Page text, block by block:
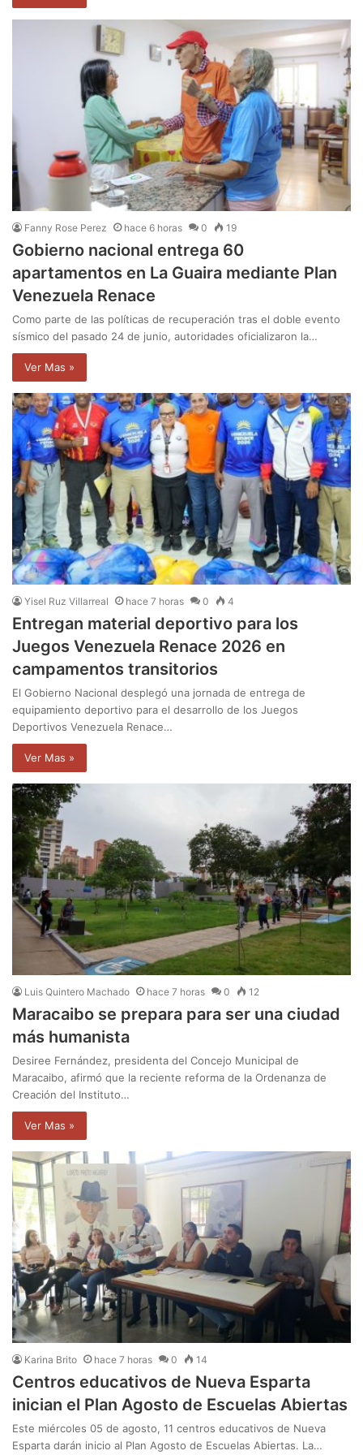
Fanny Rose Perez hace 6 horas 0 19
Gobierno nacional entrega 60
apartamentos en La Guaira mediante Plan
Venezuela Renace
Como parte de las políticas de recuperación tras el doble evento
sísmico del pasado 24 de junio, autoridades oficializaron la…
Ver Mas »
Yisel Ruz Villarreal hace 7 horas 0 4
Entregan material deportivo para los
Juegos Venezuela Renace 2026 en
campamentos transitorios
El Gobierno Nacional desplegó una jornada de entrega de
equipamiento deportivo para el desarrollo de los Juegos
Deportivos Venezuela Renace…
Ver Mas »
Luis Quintero Machado hace 7 horas 0 12
Maracaibo se prepara para ser una ciudad
más humanista
Desiree Fernández, presidenta del Concejo Municipal de
Maracaibo, afirmó que la reciente reforma de la Ordenanza de
Creación del Instituto…
Ver Mas »
Karina Brito hace 7 horas 0 14
Centros educativos de Nueva Esparta
inician el Plan Agosto de Escuelas Abiertas
Este miércoles 05 de agosto, 11 centros educativos de Nueva
Esparta darán inicio al Plan Agosto de Escuelas Abiertas. La…